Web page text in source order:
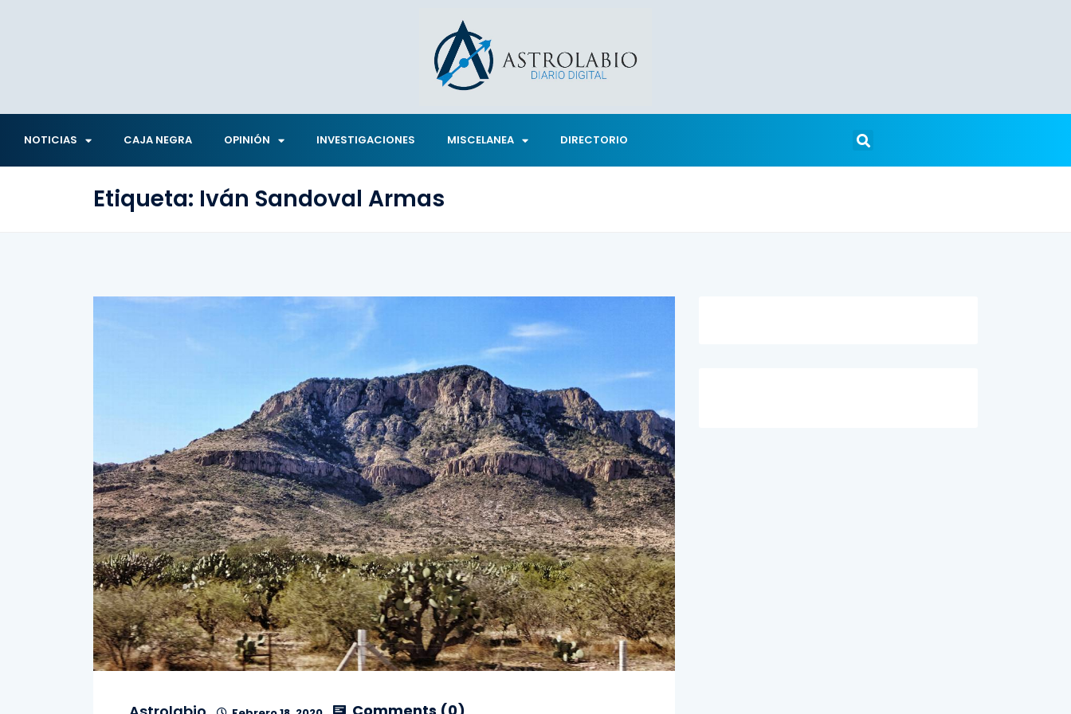
NOTICIAS CAJA NEGRA OPINIÓN INVESTIGACIONES MISCELANEA DIRECTORIO
Etiqueta: Iván Sandoval Armas
Comments (0)